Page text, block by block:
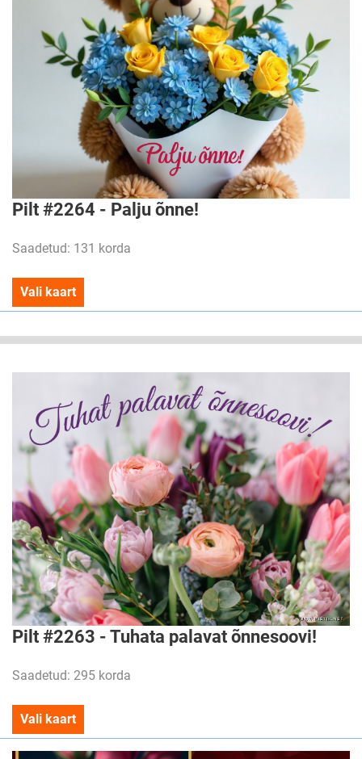
Pilt #2264 - Palju õnne!
Saadetud: 131 korda
Vali kaart
Pilt #2263 - Tuhata palavat õnnesoovi!
Saadetud: 295 korda
Vali kaart